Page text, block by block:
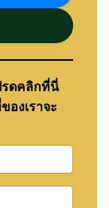
รดคลิกที่นี่
องเราจะ